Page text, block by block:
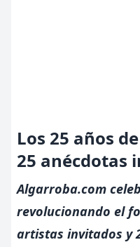
Los 25 años
25 anécdotas
Algarroba.com
revolucionando el
artistas invitados y